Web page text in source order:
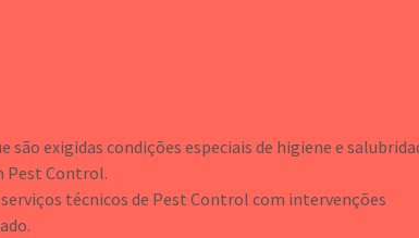
exigidas condições especiais de higiene e
Pest Control.
técnicos de Pest Control com intervenções